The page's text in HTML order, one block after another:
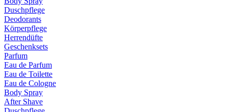
Duschpflege
Deodorants
Körperpflege
Herrendüfte
Geschenksets
Parfum
Eau de Parfum
Eau de Toilette
Eau de Cologne
Body Spray
After Shave